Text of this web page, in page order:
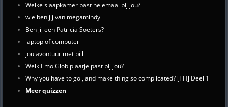
Welke slaapkamer past helemaal bij jou?
wie ben jij van megamindy
Ben jij een Patricia Soeters?
laptop of computer
jou avontuur met bill
Welk Emo Glob plaatje past bij jou?
Why you have to go , and make thing so complicated? [TH] Deel 1
Meer quizzen